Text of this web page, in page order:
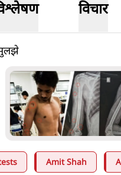
विचार
Amit Shah